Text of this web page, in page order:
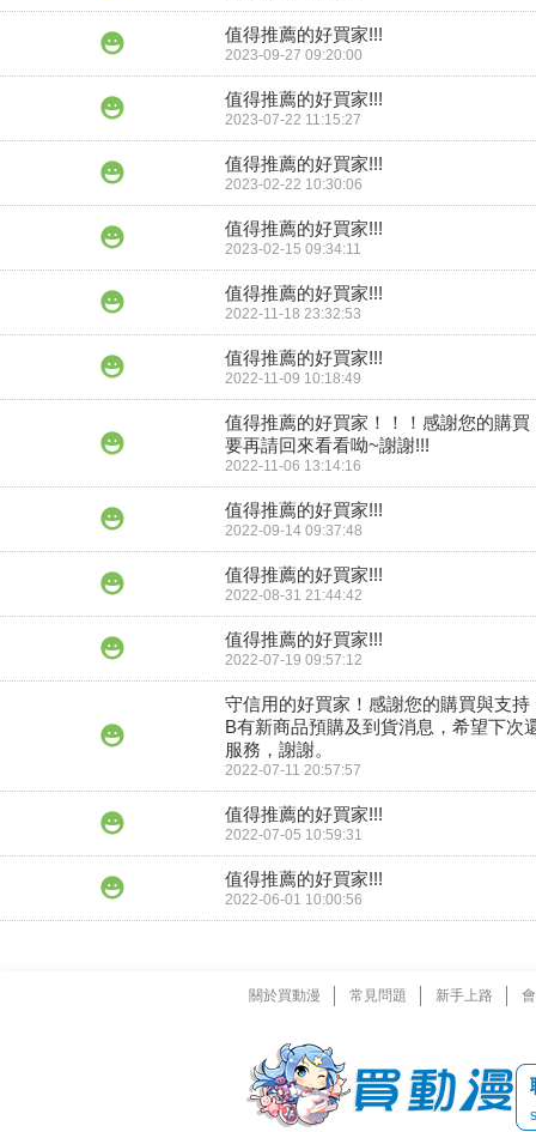
值得推薦的好買家!!!
2023-09-27 09:20:00
值得推薦的好買家!!!
2023-07-22 11:15:27
值得推薦的好買家!!!
2023-02-22 10:30:06
值得推薦的好買家!!!
2023-02-15 09:34:11
值得推薦的好買家!!!
2022-11-18 23:32:53
值得推薦的好買家!!!
2022-11-09 10:18:49
值得推薦的好買家！！！感謝您的購買
要再請回來看看呦~謝謝!!!
2022-11-06 13:14:16
值得推薦的好買家!!!
2022-09-14 09:37:48
值得推薦的好買家!!!
2022-08-31 21:44:42
值得推薦的好買家!!!
2022-07-19 09:57:12
守信用的好買家！感謝您的購買與支持
B有新商品預購及到貨消息，希望下次
服務，謝謝。
2022-07-11 20:57:57
值得推薦的好買家!!!
2022-07-05 10:59:31
值得推薦的好買家!!!
2022-06-01 10:00:56
關於買動漫 常見問題 新手上路